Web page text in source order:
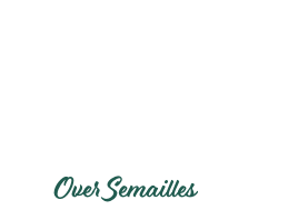
Over Semailles